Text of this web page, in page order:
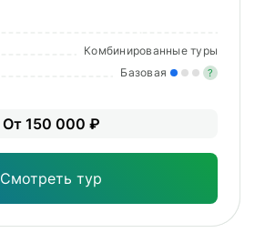
Комбинированные туры
Базовая ?
От 150 000 ₽
Смотреть тур